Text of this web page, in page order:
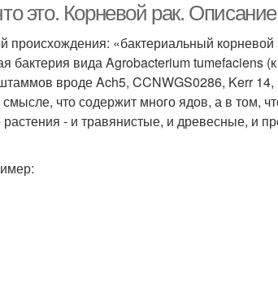
это. Корневой рак.
происхождения: «бактериальный корневой
бактерия вида Agrobacterium tumefaciens
вроде Ach5, CCNWGS0286, Kerr 14,
что содержит много ядов, а в том,
- и травянистые, и древесные, и